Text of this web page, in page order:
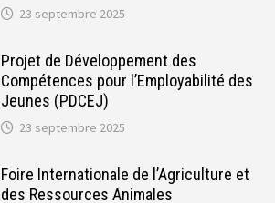
23 septembre 2025
Projet de Développement des
Compétences pour l’Employabilité des
Jeunes (PDCEJ)
23 septembre 2025
Foire Internationale de l’Agriculture et
des Ressources Animales